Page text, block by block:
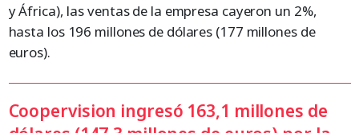
y África), las ventas de la empresa cayeron un 2%,
hasta los 196 millones de dólares (177 millones de
euros).
Coopervision ingresó 163,1 millones de